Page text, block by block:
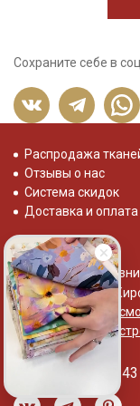
Сохраните себе в
Распродажа
Отзывы о нас
Система скидок
Доставка и оплата
г.
+7 (800) 533-75-43